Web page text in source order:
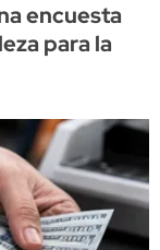
encuesta
para la